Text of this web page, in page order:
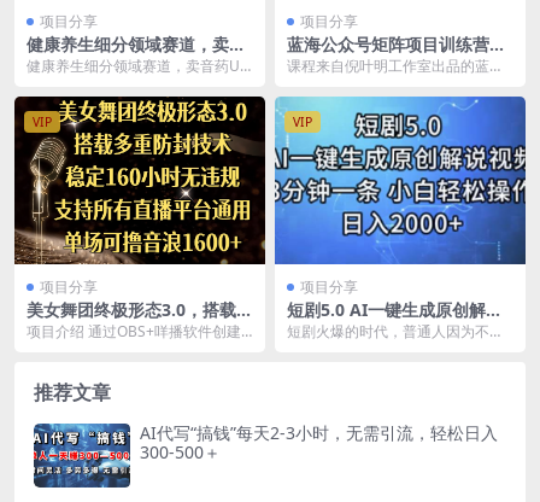
项目分享
健康养生细分领域赛道，卖音
药U盘养生音乐，轻松月赚一
健康养生细分领域赛道，卖音药U
量操作 项目介绍：...
项目分享
蓝海公众号矩阵项目训练营，
0粉冷启动，公众号矩阵账号
课程来自倪叶明工作室出品的蓝海
00元。在做公众号...
VIP
项目分享
美女舞团终极形态3.0，搭载多
重防封技术，稳定160小时无
项目介绍 通过OBS+咩播软件创建
VIP
项目分享
短剧5.0 AI一键生成原创解说
视频 3分钟一条 小白轻松操作
短剧火爆的时代，普通人因为不会
推荐文章
AI代写“搞钱”每天2-3小时，无需引流，轻松日入
300-500＋